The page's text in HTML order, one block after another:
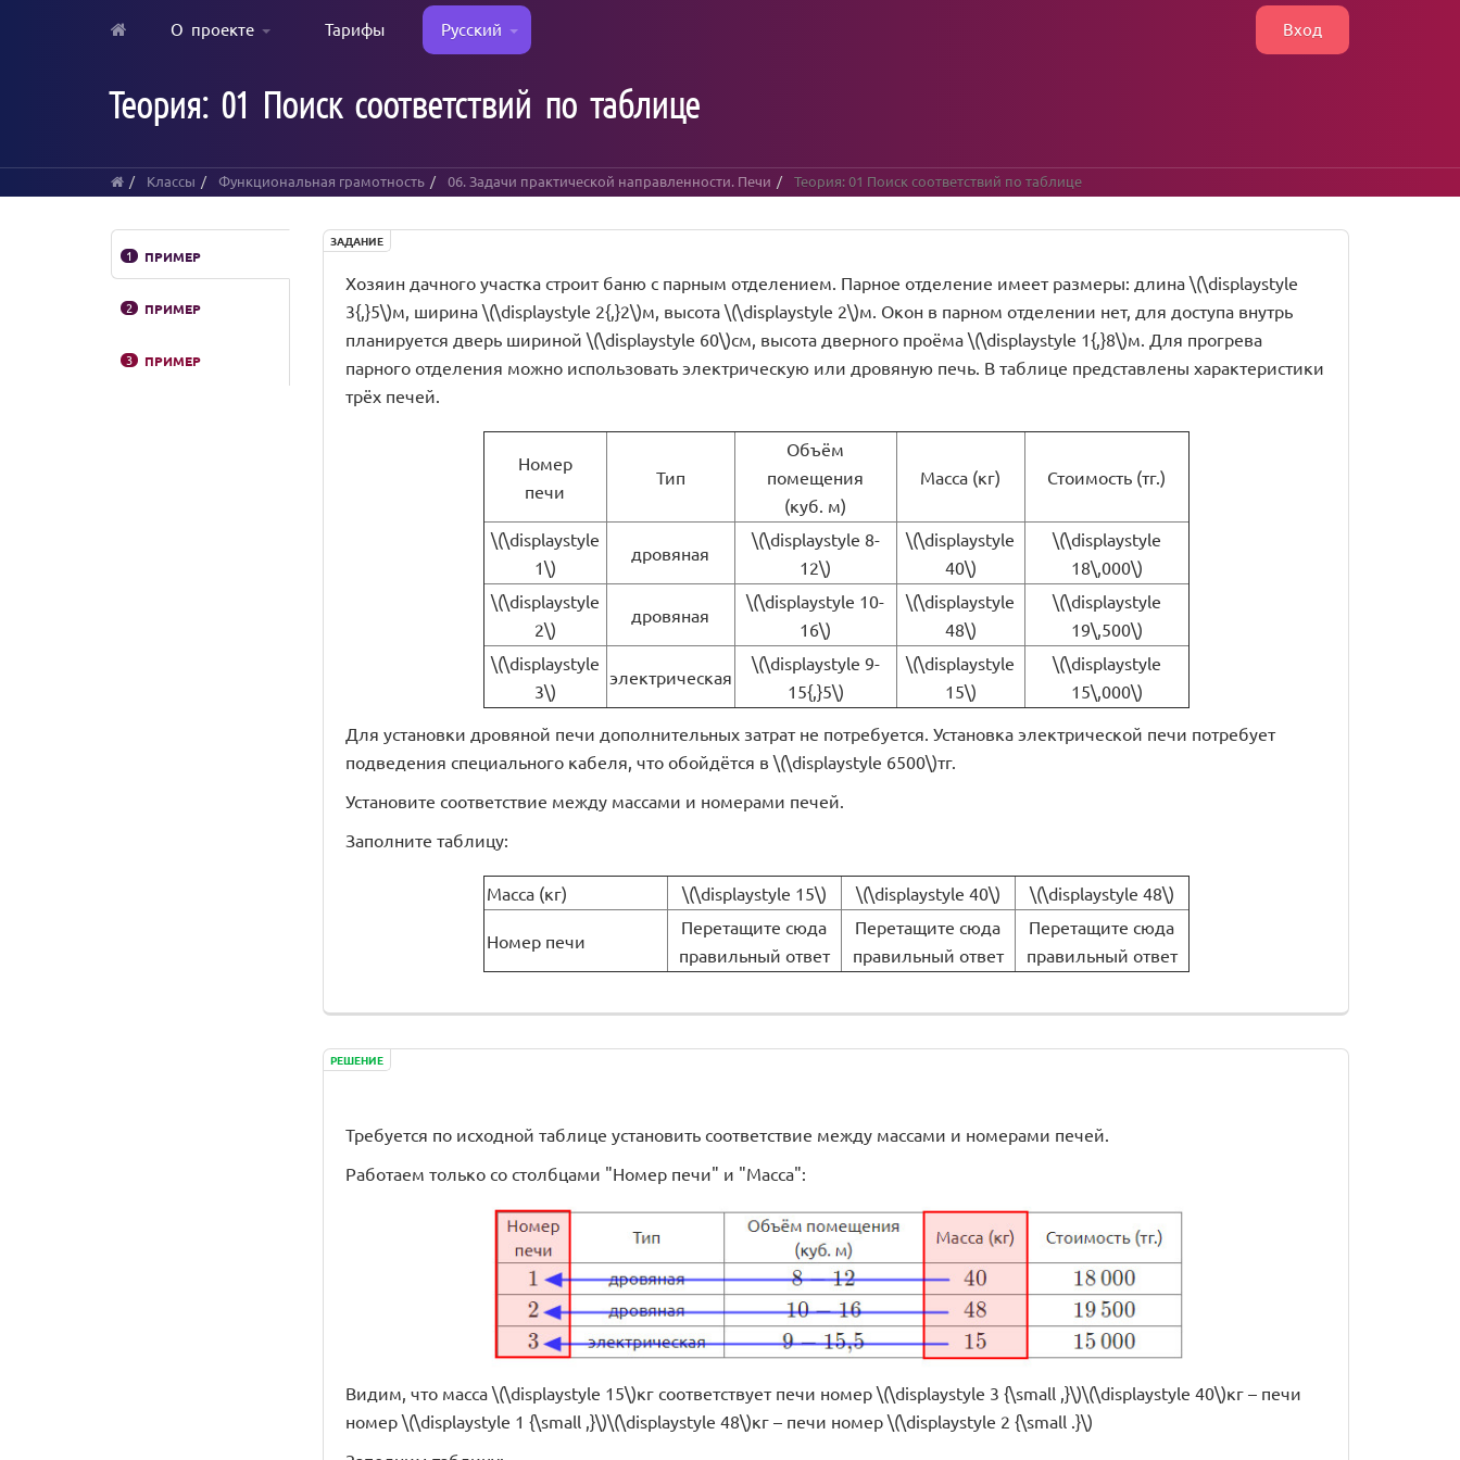
О проекте Тарифы Русский Вход
Теория: 01 Поиск соответствий по таблице
Классы Функциональная грамотность 06. Задачи практической направленности. Печи Теория: 01 Поиск соответствий по таблице
1 ПРИМЕР
2 ПРИМЕР
3 ПРИМЕР
ЗАДАНИЕ
Хозяин дачного участка строит баню с парным отделением. Парное отделение имеет размеры: длина \(\displaystyle
3{,}5\)м, ширина \(\displaystyle 2{,}2\)м, высота \(\displaystyle 2\)м. Окон в парном отделении нет, для доступа внутрь
планируется дверь шириной \(\displaystyle 60\)см, высота дверного проёма \(\displaystyle 1{,}8\)м. Для прогрева
парного отделения можно использовать электрическую или дровяную печь. В таблице представлены характеристики
трёх печей.
Номер
печи
Тип
Объём
помещения
(куб. м)
Масса (кг) Стоимость (тг.)
\(\displaystyle
1\)
дровяная
\(\displaystyle 8-
12\)
\(\displaystyle
40\)
\(\displaystyle
18\,000\)
\(\displaystyle
2\)
дровяная
\(\displaystyle 10-
16\)
\(\displaystyle
48\)
\(\displaystyle
19\,500\)
\(\displaystyle
3\)
электрическая
\(\displaystyle 9-
15{,}5\)
\(\displaystyle
15\)
\(\displaystyle
15\,000\)
Для установки дровяной печи дополнительных затрат не потребуется. Установка электрической печи потребует
подведения специального кабеля, что обойдётся в \(\displaystyle 6500\)тг.
Установите соответствие между массами и номерами печей.
Заполните таблицу:
Масса (кг) \(\displaystyle 15\) \(\displaystyle 40\) \(\displaystyle 48\)
Номер печи
Перетащите сюда
правильный ответ
Перетащите сюда
правильный ответ
Перетащите сюда
правильный ответ
РЕШЕНИЕ
Требуется по исходной таблице установить соответствие между массами и номерами печей.
Работаем только со столбцами "Номер печи" и "Масса":
Видим, что масса \(\displaystyle 15\)кг соответствует печи номер \(\displaystyle 3 {\small ,}\)\(\displaystyle 40\)кг – печи
номер \(\displaystyle 1 {\small ,}\)\(\displaystyle 48\)кг – печи номер \(\displaystyle 2 {\small .}\)